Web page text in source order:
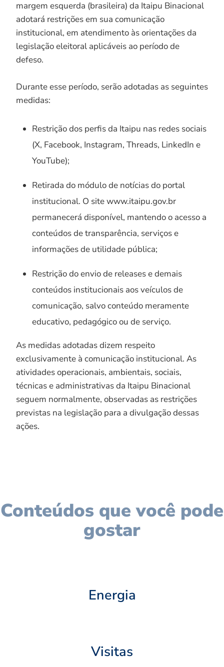
margem esquerda (brasileira) da Itaipu Binacional
adotará restrições em sua comunicação
institucional, em atendimento às orientações da
legislação eleitoral aplicáveis ao período de
defeso.
Durante esse período, serão adotadas as seguintes
medidas:
Restrição dos perfis da Itaipu nas redes sociais
(X, Facebook, Instagram, Threads, LinkedIn e
YouTube);
Retirada do módulo de notícias do portal
institucional. O site www.itaipu.gov.br
permanecerá disponível, mantendo o acesso a
conteúdos de transparência, serviços e
informações de utilidade pública;
Restrição do envio de releases e demais
conteúdos institucionais aos veículos de
comunicação, salvo conteúdo meramente
educativo, pedagógico ou de serviço.
As medidas adotadas dizem respeito
exclusivamente à comunicação institucional. As
atividades operacionais, ambientais, sociais,
técnicas e administrativas da Itaipu Binacional
seguem normalmente, observadas as restrições
previstas na legislação para a divulgação dessas
ações.
Conteúdos que você pode
gostar
Energia
Visitas